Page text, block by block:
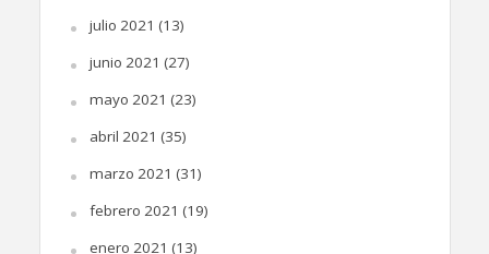
julio 2021 (13)
junio 2021 (27)
mayo 2021 (23)
abril 2021 (35)
marzo 2021 (31)
febrero 2021 (19)
enero 2021 (13)